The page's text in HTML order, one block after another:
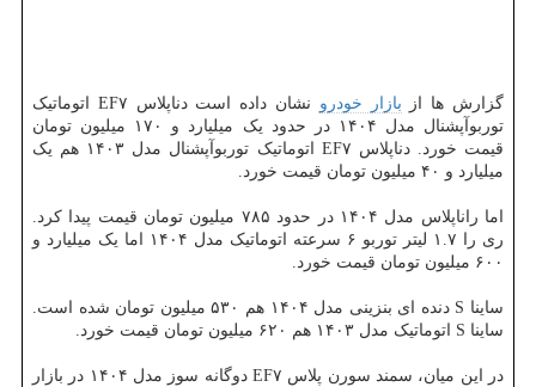
گزارش ها از بازار خودرو
نشان داده است دناپلاس EF۷ اتوماتیک
توربوآپشنال مدل ۱۴۰۴ در حدود یک میلیارد و ۱۷۰ میلیون تومان
قیمت خورد. دناپلاس EF۷ اتوماتیک توربوآپشنال مدل ۱۴۰۳ هم یک
میلیارد و ۴۰ میلیون تومان قیمت خورد.
اما راناپلاس مدل ۱۴۰۴ در حدود ۷۸۵ میلیون تومان قیمت پیدا کرد.
ری را ۱.۷ لیتر توربو ۶ سرعته اتوماتیک مدل ۱۴۰۴ اما یک میلیارد و
۶۰۰ میلیون تومان قیمت خورد.
ساینا S دنده ای بنزینی مدل ۱۴۰۴ هم ۵۳۰ میلیون تومان شده است.
ساینا S اتوماتیک مدل ۱۴۰۳ هم ۶۲۰ میلیون تومان قیمت خورد.
در این میان، سمند سورن پلاس EF۷ دوگانه سوز مدل ۱۴۰۴ در بازار